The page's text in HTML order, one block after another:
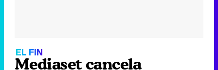
EL FIN
Mediaset cancela